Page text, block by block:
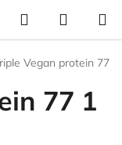
Hledat
KOŠÍK
Vegan protein 77
77 1